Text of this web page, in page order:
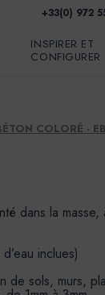
+33(0) 972
INSPIRER ET
CONFIGURER
COLORÉ -
dans la masse,
inclues)
de sols, murs,